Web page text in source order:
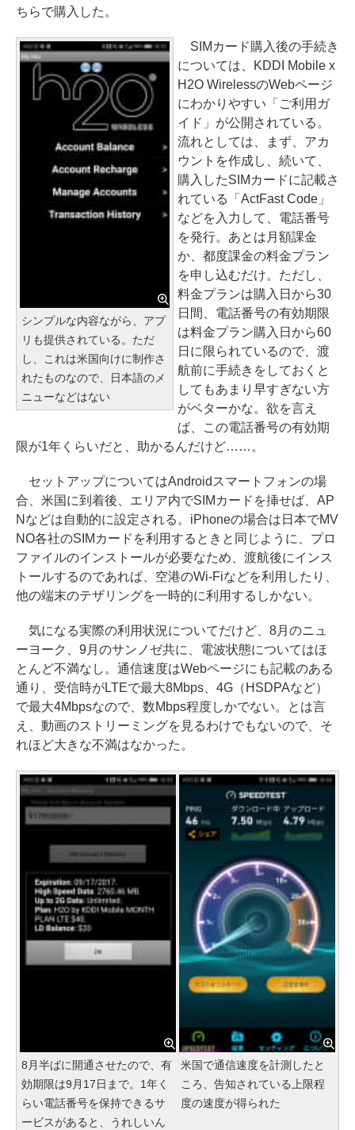
ちらで購入した。
シンプルな内容ながら、アプ
リも提供されている。ただ
し、これは米国向けに制作さ
れたものなので、日本語のメ
ニューなどはない
SIMカード購入後の手続き
については、KDDI Mobile x
H2O WirelessのWebページ
にわかりやすい「ご利用ガ
イド」が公開されている。
流れとしては、まず、アカ
ウントを作成し、続いて、
購入したSIMカードに記載さ
れている「ActFast Code」
などを入力して、電話番号
を発行。あとは月額課金
か、都度課金の料金プラン
を申し込むだけ。ただし、
料金プランは購入日から30
日間、電話番号の有効期限
は料金プラン購入日から60
日に限られているので、渡
航前に手続きをしておくと
してもあまり早すぎない方
がベターかな。欲を言え
ば、この電話番号の有効期
限が1年くらいだと、助かるんだけど……。
セットアップについてはAndroidスマートフォンの場
合、米国に到着後、エリア内でSIMカードを挿せば、AP
Nなどは自動的に設定される。iPhoneの場合は日本でMV
NO各社のSIMカードを利用するときと同じように、プロ
ファイルのインストールが必要なため、渡航後にインス
トールするのであれば、空港のWi-Fiなどを利用したり、
他の端末のテザリングを一時的に利用するしかない。
気になる実際の利用状況についてだけど、8月のニュ
ーヨーク、9月のサンノゼ共に、電波状態についてはほ
とんど不満なし。通信速度はWebページにも記載のある
通り、受信時がLTEで最大8Mbps、4G（HSDPAなど）
で最大4Mbpsなので、数Mbps程度しかでない。とは言
え、動画のストリーミングを見るわけでもないので、そ
れほど大きな不満はなかった。
8月半ばに開通させたので、有
効期限は9月17日まで。1年く
らい電話番号を保持できるサ
ービスがあると、うれしいん
米国で通信速度を計測したと
ころ、告知されている上限程
度の速度が得られた